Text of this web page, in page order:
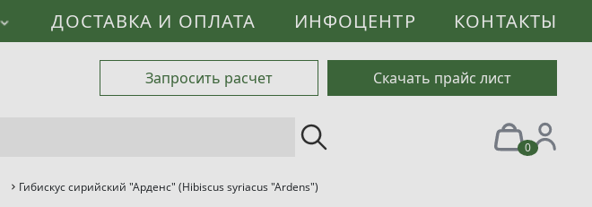
ДОСТАВКА И ОПЛАТА ИНФОЦЕНТР КОНТАКТЫ
Запросить расчет Скачать прайс лист
0
Гибискус сирийский "Арденс" (Hibiscus syriacus "Ardens")